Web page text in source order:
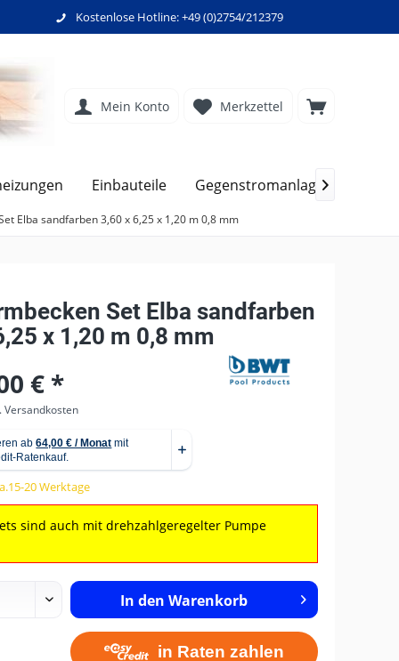
Kostenlose Hotline: +49 (0)2754/212379
Merkzettel
Mein Konto
Einbauteile Gegenstromanlagen

Elba sandfarben 3,60 x 6,25 x 1,20 m 0,8 mm
Set Elba sandfarben
x 1,20 m 0,8 mm
€ *
Versandkosten
20 Werktage
sind auch mit drehzahlgeregelter Pumpe
In den Warenkorb